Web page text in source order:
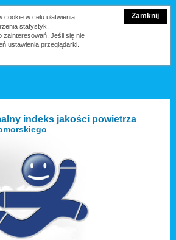
Zamknij
w celu ułatwienia
statystyk,
zainteresowań. Jeśli się nie
ustawienia przeglądarki.
indeks jakości powietrza